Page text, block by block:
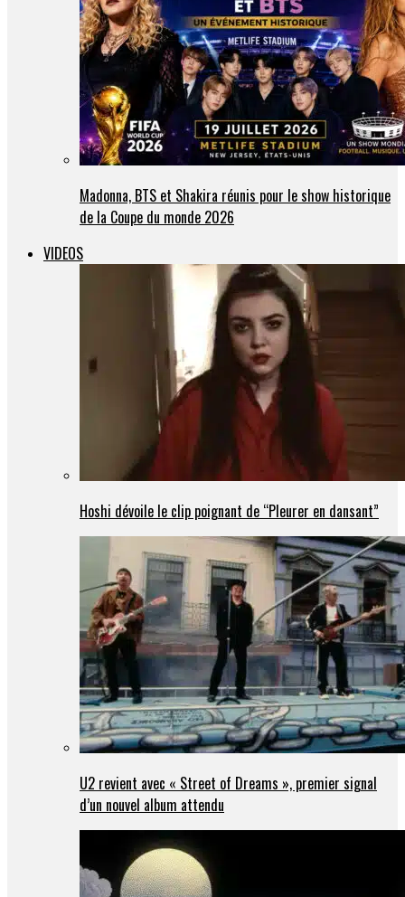
Madonna, BTS et Shakira réunis pour le show historique
de la Coupe du monde 2026
VIDEOS
Hoshi dévoile le clip poignant de “Pleurer en dansant”
U2 revient avec « Street of Dreams », premier signal
d’un nouvel album attendu